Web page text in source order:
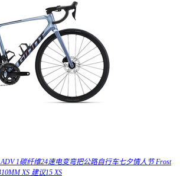
1碳纤维24速电变弯把公路自行车七夕情人节 Frost
XS 建议15 XS